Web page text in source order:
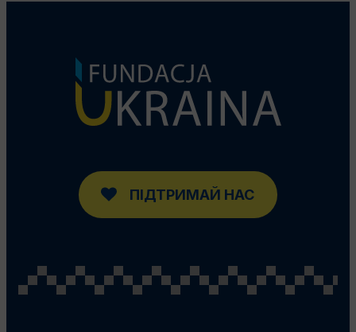
ПІДТРИМАЙ НАС